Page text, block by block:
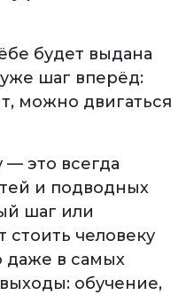
будет выдана
шаг вперёд:
можно двигаться
это всегда
и подводных
шаг или
человеку
даже в самых
обучение,